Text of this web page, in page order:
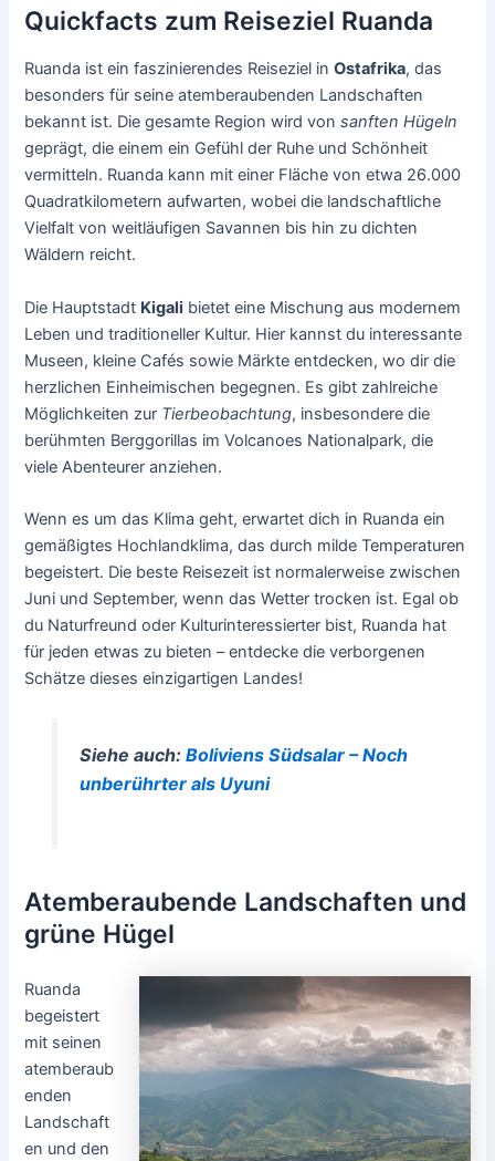
Quickfacts zum Reiseziel Ruanda
Ruanda ist ein faszinierendes Reiseziel inOstafrika, das
besonders für seine atemberaubenden Landschaften
bekannt ist. Die gesamte Region wird vonsanften Hügeln
geprägt, die einem ein Gefühl der Ruhe und Schönheit
vermitteln. Ruanda kann mit einer Fläche von etwa 26.000
Quadratkilometern aufwarten, wobei die landschaftliche
Vielfalt von weitläufigen Savannen bis hin zu dichten
Wäldern reicht.
Die Hauptstadt Kigali bietet eine Mischung aus modernem
Leben und traditioneller Kultur. Hier kannst du interessante
Museen, kleine Cafés sowie Märkte entdecken, wo dir die
herzlichen Einheimischen begegnen. Es gibt zahlreiche
Möglichkeiten zur Tierbeobachtung, insbesondere die
berühmten Berggorillas im Volcanoes Nationalpark, die
viele Abenteurer anziehen.
Wenn es um das Klima geht, erwartet dich in Ruanda ein
gemäßigtes Hochlandklima, das durch milde Temperaturen
begeistert. Die beste Reisezeit ist normalerweise zwischen
Juni und September, wenn das Wetter trocken ist. Egal ob
du Naturfreund oder Kulturinteressierter bist, Ruanda hat
für jeden etwas zu bieten – entdecke die verborgenen
Schätze dieses einzigartigen Landes!
Siehe auch: Boliviens Südsalar – Noch
unberührter als Uyuni
Atemberaubende Landschaften und
grüne Hügel
Ruanda
begeistert
mit seinen
atemberaub
enden
Landschaft
en und den